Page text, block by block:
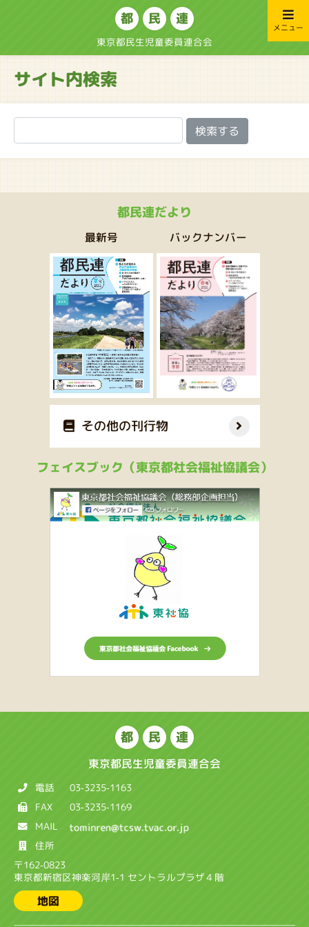
都 民 連
東京都民生児童委員連合会
サイト内検索
都民連だより
最新号 バックナンバー
その他の刊行物
フェイスブック（東京都社会福祉協議会）
都 民 連
東京都民生児童委員連合会
電話 03-3235-1163
FAX 03-3235-1169
MAIL
住所
〒162-0823
東京都新宿区神楽河岸1-1 セントラルプラザ４階
地図
メニュー